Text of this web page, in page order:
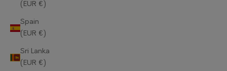
(EUR €)
Spain
(EUR €)
Sri Lanka
(EUR €)
Moldova (EUR €)
Monaco (EUR €)